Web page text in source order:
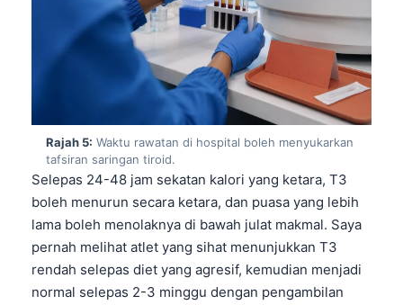
Rajah 5: Waktu rawatan di hospital boleh menyukarkan
tafsiran saringan tiroid.
Selepas 24-48 jam sekatan kalori yang ketara, T3
boleh menurun secara ketara, dan puasa yang lebih
lama boleh menolaknya di bawah julat makmal. Saya
pernah melihat atlet yang sihat menunjukkan T3
rendah selepas diet yang agresif, kemudian menjadi
normal selepas 2-3 minggu dengan pengambilan